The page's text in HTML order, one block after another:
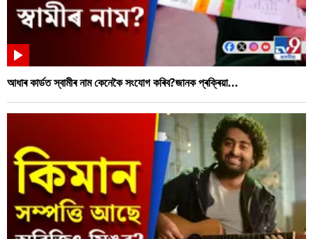
আধাৰ কাৰ্ডত স্বামীৰ নাম কেনেকৈ সংযোগ কৰিব?জানক প্ৰক্ৰিয়া...